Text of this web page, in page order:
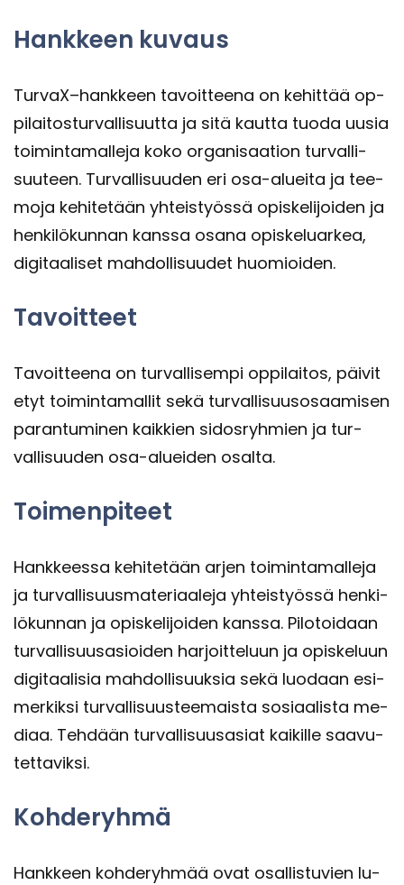
Hank­keen ku­vaus
TurvaX–hank­keen ta­voit­tee­na on ke­hit­tää op­
pi­lai­tos­tur­val­li­suut­ta ja sitä kaut­ta tuoda uusia
toi­min­ta­mal­le­ja koko or­ga­ni­saa­tion tur­val­li­
suu­teen. Tur­val­li­suu­den eri osa-​alueita ja tee­
mo­ja ke­hi­te­tään yh­teis­työs­sä opis­ke­li­joi­den ja
hen­ki­lö­kun­nan kans­sa osana opis­ke­luar­kea,
di­gi­taa­li­set mah­dol­li­suu­det huo­mioi­den.
Ta­voit­teet
Ta­voit­tee­na on tur­val­li­sem­pi op­pi­lai­tos, päi­vi­t
e­tyt toi­min­ta­mal­lit sekä tur­val­li­suus­osaa­mi­sen
pa­ran­tu­mi­nen kaik­kien si­dos­ryh­mien ja tur­
val­li­suu­den osa-​alueiden osal­ta.
Toi­men­pi­teet
Hank­kees­sa ke­hi­te­tään arjen toi­min­ta­mal­le­ja
ja tur­val­li­suus­ma­te­ri­aa­le­ja yh­teis­työs­sä hen­ki­
lö­kun­nan ja opis­ke­li­joi­den kans­sa. Pi­lo­toi­daan
tur­val­li­suus­asioi­den har­joit­te­luun ja opis­ke­luun
di­gi­taa­li­sia mah­dol­li­suuk­sia sekä luo­daan esi­
mer­kik­si tur­val­li­suus­tee­mais­ta so­si­aa­lis­ta me­
di­aa. Teh­dään tur­val­li­suus­asiat kai­kil­le saa­vu­
tet­ta­vik­si.
Koh­de­ryh­mä
Hank­keen koh­de­ryh­mää ovat osal­lis­tu­vien lu­